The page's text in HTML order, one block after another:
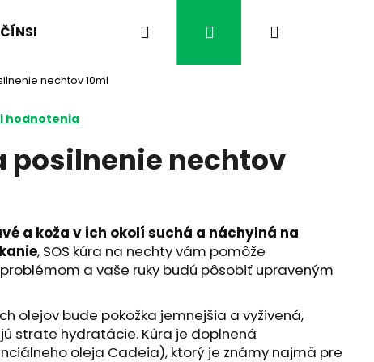
MEDICÍNA ČO VÁS TRÁPI?
Hľadať Prihlásenie
nechtov 10ml
hodnotenia
posilnenie nechtov
a koža v ich okolí suchá a náchylná na
, SOS kúra na nechty vám pomôže
a vaše ruky budú pôsobiť upraveným
olejov bude pokožka jemnejšia a vyživená,
strate hydratácie. Kúra je doplnená
oleja Cadeia), ktorý je známy najmä pre
Nasledujúce